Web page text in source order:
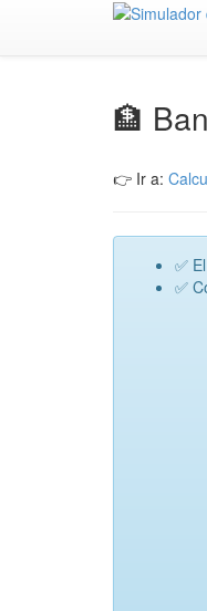
🏦
👉 Ir a:
✅
✅